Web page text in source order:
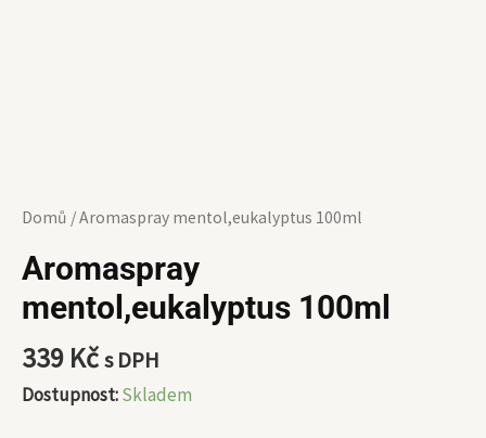
Domů / Aromaspray mentol,eukalyptus 100ml
Aromaspray
mentol,eukalyptus 100ml
339 Kčs DPH
Dostupnost:Skladem